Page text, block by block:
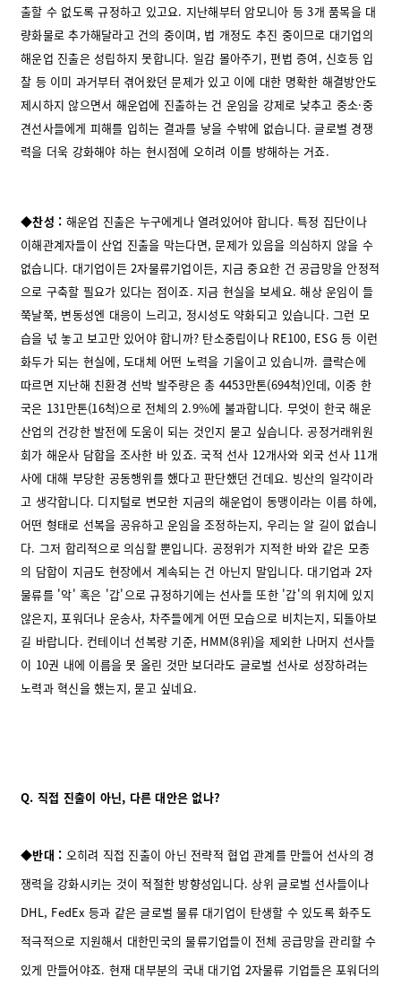
출할 수 없도록 규정하고 있고요. 지난해부터 암모니아 등 3개 품목을 대
량화물로 추가해달라고 건의 중이며, 법 개정도 추진 중이므로 대기업의
해운업 진출은 성립하지 못합니다. 일감 몰아주기, 편법 증여, 신호등 입
찰 등 이미 과거부터 겪어왔던 문제가 있고 이에 대한 명확한 해결방안도
제시하지 않으면서 해운업에 진출하는 건 운임을 강제로 낮추고 중소·중
견선사들에게 피해를 입히는 결과를 낳을 수밖에 없습니다. 글로벌 경쟁
력을 더욱 강화해야 하는 현시점에 오히려 이를 방해하는 거죠.
◆찬성 : 해운업 진출은 누구에게나 열려있어야 합니다. 특정 집단이나
이해관계자들이 산업 진출을 막는다면, 문제가 있음을 의심하지 않을 수
없습니다. 대기업이든 2자물류기업이든, 지금 중요한 건 공급망을 안정적
으로 구축할 필요가 있다는 점이죠. 지금 현실을 보세요. 해상 운임이 들
쭉날쭉, 변동성엔 대응이 느리고, 정시성도 약화되고 있습니다. 그런 모
습을 넋 놓고 보고만 있어야 합니까? 탄소중립이나 RE100, ESG 등 이런
화두가 되는 현실에, 도대체 어떤 노력을 기울이고 있습니까. 클락슨에
따르면 지난해 친환경 선박 발주량은 총 4453만톤(694척)인데, 이중 한
국은 131만톤(16척)으로 전체의 2.9%에 불과합니다. 무엇이 한국 해운
산업의 건강한 발전에 도움이 되는 것인지 묻고 싶습니다. 공정거래위원
회가 해운사 담합을 조사한 바 있죠. 국적 선사 12개사와 외국 선사 11개
사에 대해 부당한 공동행위를 했다고 판단했던 건데요. 빙산의 일각이라
고 생각합니다. 디지털로 변모한 지금의 해운업이 동맹이라는 이름 하에,
어떤 형태로 선복을 공유하고 운임을 조정하는지, 우리는 알 길이 없습니
다. 그저 합리적으로 의심할 뿐입니다. 공정위가 지적한 바와 같은 모종
의 담합이 지금도 현장에서 계속되는 건 아닌지 말입니다. 대기업과 2자
물류를 '악' 혹은 '갑'으로 규정하기에는 선사들 또한 '갑'의 위치에 있지
않은지, 포워더나 운송사, 차주들에게 어떤 모습으로 비치는지, 되돌아보
길 바랍니다. 컨테이너 선복량 기준, HMM(8위)을 제외한 나머지 선사들
이 10권 내에 이름을 못 올린 것만 보더라도 글로벌 선사로 성장하려는
노력과 혁신을 했는지, 묻고 싶네요.
Q. 직접 진출이 아닌, 다른 대안은 없나?
◆반대 : 오히려 직접 진출이 아닌 전략적 협업 관계를 만들어 선사의 경
쟁력을 강화시키는 것이 적절한 방향성입니다. 상위 글로벌 선사들이나
DHL, FedEx 등과 같은 글로벌 물류 대기업이 탄생할 수 있도록 화주도
적극적으로 지원해서 대한민국의 물류기업들이 전체 공급망을 관리할 수
있게 만들어야죠. 현재 대부분의 국내 대기업 2자물류 기업들은 포워더의